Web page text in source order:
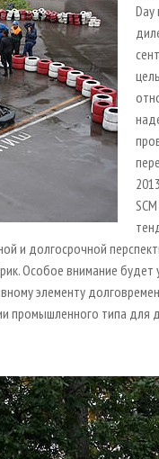
и долгосрочной
Особое внимание
элементу
промышленного типа